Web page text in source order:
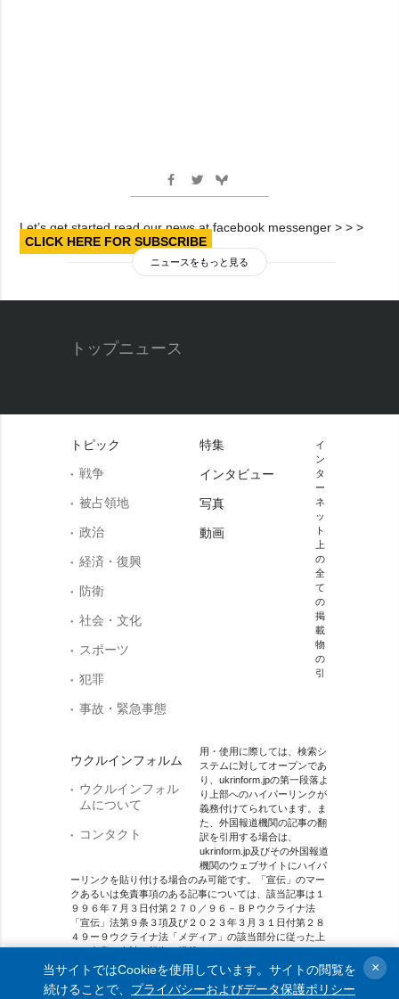
Let’s get started read our news at facebook messenger > > >
CLICK HERE FOR SUBSCRIBE
ニュースをもっと見る
トップニュース
トピック
戦争
被占領地
政治
経済・復興
防衛
社会・文化
スポーツ
犯罪
事故・緊急事態
ウクルインフォルム
ウクルインフォル
ムについて
コンタクト
特集
インタビュー
写真
動画
イ
ン
タ
ー
ネ
ッ
ト
上
の
全
て
の
掲
載
物
の
引
用・使用に際しては、検索シ
ステムに対してオープンであ
り、ukrinform.jpの第一段落よ
り上部へのハイパーリンクが
義務付けてられています。ま
た、外国報道機関の記事の翻
訳を引用する場合は、
ukrinform.jp及びその外国報道
機関のウェブサイトにハイパ
ーリンクを貼り付ける場合のみ可能です。「宣伝」のマー
クあるいは免責事項のある記事については、該当記事は１
９９６年７月３日付第２７０／９６－ＢＰウクライナ法
「宣伝」法第９条３項及び２０２３年３月３１日付第２８
４９ー９ウクライナ法「メディア」の該当部分に従った上
で、合意／会計を根拠に掲載されています。
オンラインメディア主体 メディア識別番号：R40-01421.
当サイトではCookieを使用しています。サイトの閲覧を
続けることで、 プライバシーおよびデータ保護ポリシー
×